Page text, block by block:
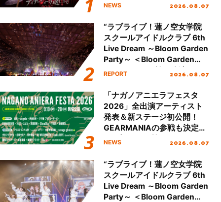
ュアル＆グッズラインナップ
NEWS 2026.08.07
“ラブライブ！蓮ノ空女学院
スクールアイドルクラブ 6th
Live Dream ～Bloom Garden
Party～ ＜Bloom Garden
Party Stage／埼玉公演＞”
REPORT 2026.08.07
「ナガノアニエラフェスタ
2026」全出演アーティスト
発表＆新ステージ初公開！
GEARMANIAの参戦も決定
し、初となる第3ステージの
NEWS 2026.08.07
“ラブライブ！蓮ノ空女学院
スクールアイドルクラブ 6th
Live Dream ～Bloom Garden
Party～ ＜Bloom Garden